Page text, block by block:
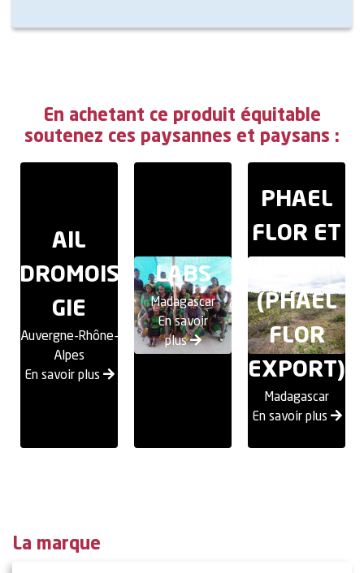
En achetant ce produit équitable
soutenez ces paysannes et paysans :
AIL
DROMOIS
GIE
Auvergne-Rhône-
Alpes
En savoir plus
LABS
Madagascar
En savoir
plus
PHAEL
FLOR ET
ANIVORANO
(PHAEL
FLOR
EXPORT)
Madagascar
En savoir plus
La marque